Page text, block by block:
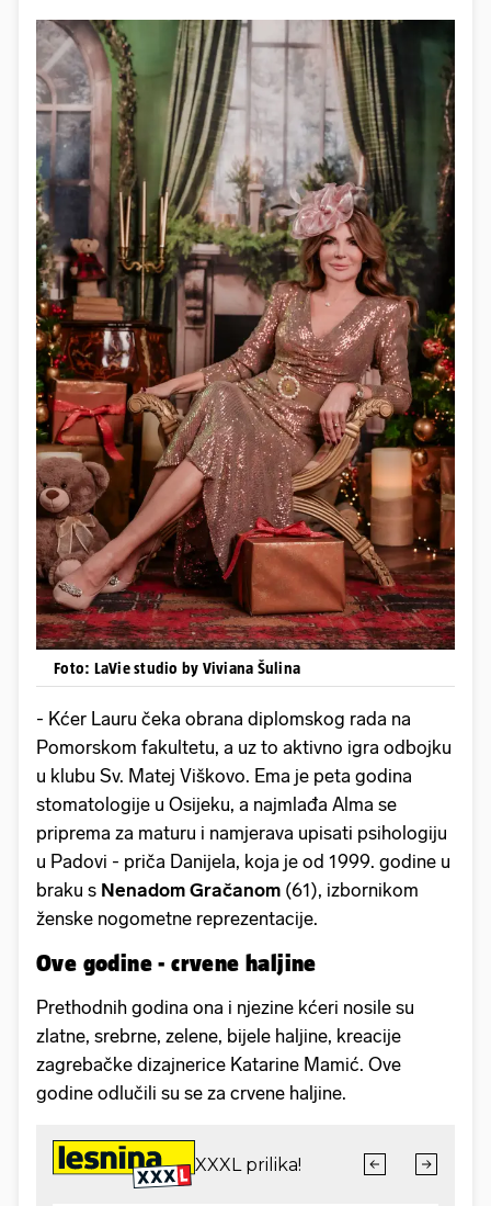
Foto: LaVie studio by Viviana Šulina
- Kćer Lauru čeka obrana diplomskog rada na
Pomorskom fakultetu, a uz to aktivno igra odbojku
u klubu Sv. Matej Viškovo. Ema je peta godina
stomatologije u Osijeku, a najmlađa Alma se
priprema za maturu i namjerava upisati psihologiju
u Padovi - priča Danijela, koja je od 1999. godine u
braku s Nenadom Gračanom (61), izbornikom
ženske nogometne reprezentacije.
Ove godine - crvene haljine
Prethodnih godina ona i njezine kćeri nosile su
zlatne, srebrne, zelene, bijele haljine, kreacije
zagrebačke dizajnerice Katarine Mamić. Ove
godine odlučili su se za crvene haljine.